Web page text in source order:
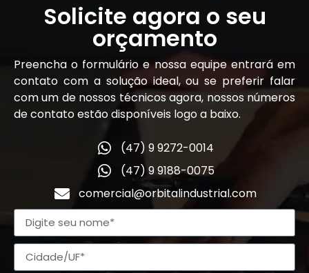
Solicite agora o seu
orçamento
Preencha o formulário e nossa equipe entrará em
contato com a solução ideal, ou se preferir falar
com um de nossos técnicos agora, nossos números
de contato estão disponíveis logo a baixo.
(47) 9 9272-0014
(47) 9 9188-0075
comercial@orbitalindustrial.com